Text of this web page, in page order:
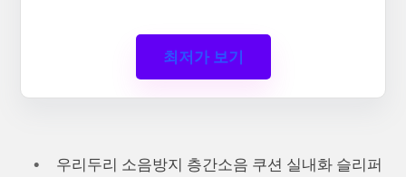
최저가 보기
우리두리 소음방지 층간소음 쿠션 실내화 슬리퍼